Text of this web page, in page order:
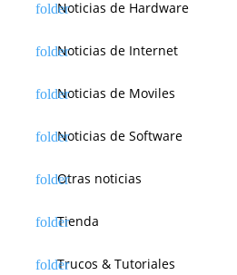
Noticias de Hardware
Noticias de Internet
Noticias de Moviles
Noticias de Software
Otras noticias
Tienda
Trucos & Tutoriales